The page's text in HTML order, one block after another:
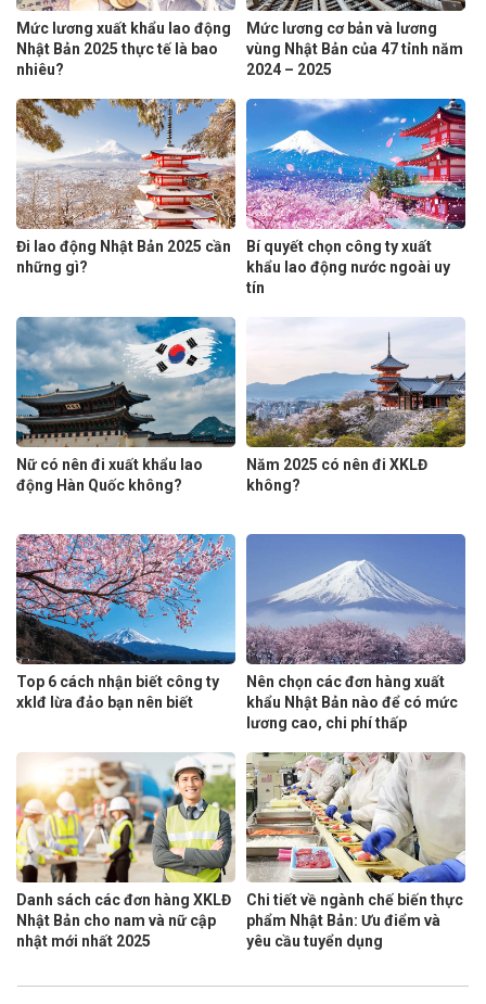
Mức lương xuất khẩu lao động
Nhật Bản 2025 thực tế là bao
nhiêu?
Mức lương cơ bản và lương
vùng Nhật Bản của 47 tỉnh năm
2024 – 2025
Đi lao động Nhật Bản 2025 cần
những gì?
Bí quyết chọn công ty xuất
khẩu lao động nước ngoài uy
tín
Nữ có nên đi xuất khẩu lao
động Hàn Quốc không?
Năm 2025 có nên đi XKLĐ
không?
Top 6 cách nhận biết công ty
xklđ lừa đảo bạn nên biết
Nên chọn các đơn hàng xuất
khẩu Nhật Bản nào để có mức
lương cao, chi phí thấp
Danh sách các đơn hàng XKLĐ
Nhật Bản cho nam và nữ cập
nhật mới nhất 2025
Chi tiết về ngành chế biến thực
phẩm Nhật Bản: Ưu điểm và
yêu cầu tuyển dụng